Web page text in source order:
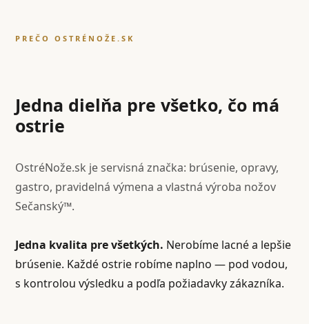
PREČO OSTRÉNOŽE.SK
Jedna dielňa pre všetko, čo má
ostrie
OstréNože.sk je servisná značka: brúsenie, opravy,
gastro, pravidelná výmena a vlastná výroba nožov
Sečanský™.
Jedna kvalita pre všetkých. Nerobíme lacné a lepšie
brúsenie. Každé ostrie robíme naplno — pod vodou,
s kontrolou výsledku a podľa požiadavky zákazníka.